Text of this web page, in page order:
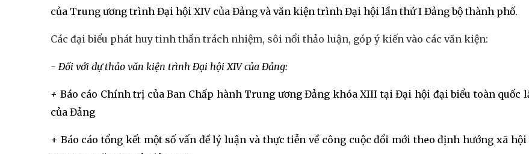
của Trung ương trình Đại hội XIV của Đảng và văn kiện trình Đại hội lần thứ I Đảng bộ thành phố.
Các đại biểu phát huy tinh thần trách nhiệm, sôi nổi thảo luận, góp ý kiến vào các văn kiện:
- Đối với dự thảo văn kiện trình Đại hội XIV của Đảng:
+ Báo cáo Chính trị của Ban Chấp hành Trung ương Đảng khóa XIII tại Đại hội đại biểu toàn quốc
của Đảng
+ Báo cáo tổng kết một số vấn đề lý luận và thực tiễn về công cuộc đổi mới theo định hướng xã